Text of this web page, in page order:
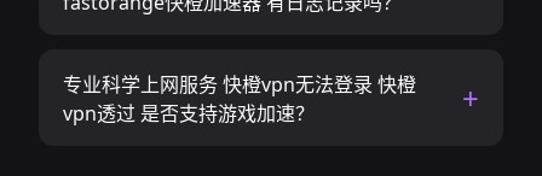
专业科学上网服务 快橙vpn无法登录 快橙
vpn透过 是否支持游戏加速？